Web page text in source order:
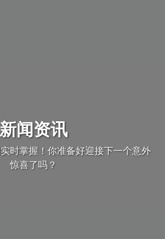
新闻资讯
时掌握！你准备好迎接下一个意外
惊喜了吗？